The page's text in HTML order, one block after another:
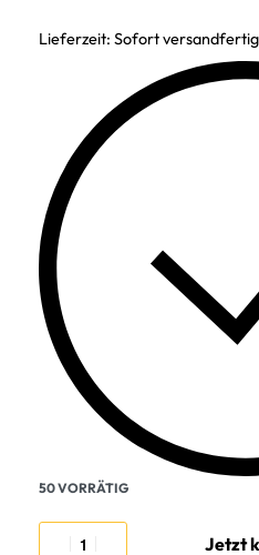
Lieferzeit: Sofort
50 VORRÄTIG
Jetzt